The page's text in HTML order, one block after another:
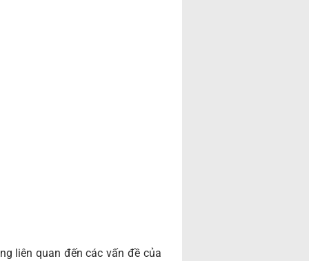
liên quan đến các vấn đề của